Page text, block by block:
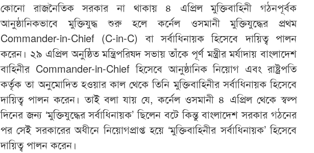
কোনো রাজনৈতিক সরকার না থাকায় ৪ এপ্রিল মুক্তিবাহিনী গঠনপূর্বক
আনুষ্ঠানিকভাবে মুক্তিযুদ্ধ শুরু হলে কর্নেল ওসমানী মুক্তিযুদ্ধের প্রথম
Commander-in-Chief (C-in-C) বা সর্বাধিনায়ক হিসেবে দায়িত্ব পালন
করেন। ২৯ এপ্রিল অনুষ্ঠিত মন্ত্রিপরিষদ সভায় তাঁকে পূর্ণ মন্ত্রীর মর্যাদায় বাংলাদেশ
বাহিনীর Commander-in-Chief হিসেবে আনুষ্ঠানিক নিয়োগ এবং রাষ্ট্রপতি
কর্তৃক তা অনুমোদিত হওয়ার কাল থেকে তিনি মুক্তিবাহিনীর সর্বাধিনায়ক হিসেবে
দায়িত্ব পালন করেন। তাই বলা যায় যে, কর্নেল ওসমানী ৪ এপ্রিল থেকে স্বল্প
দিনের জন্য ‘মুক্তিযুদ্ধের সর্বাধিনায়ক’ ছিলেন বটে কিন্তু বাংলাদেশ সরকার গঠনের
পর সেই সরকারের অধীনে নিয়োগপ্রাপ্ত হয়ে ‘মুক্তিবাহিনীর সর্বাধিনায়ক’ হিসেবে
দায়িত্ব পালন করেন।